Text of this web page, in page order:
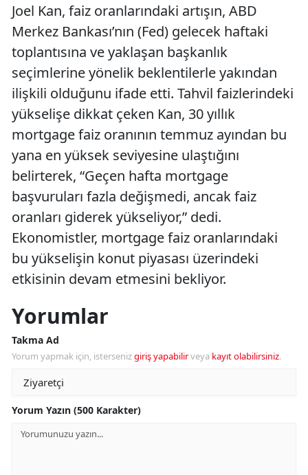
Joel Kan, faiz oranlarındaki artışın, ABD
Merkez Bankası’nın (Fed) gelecek haftaki
toplantısına ve yaklaşan başkanlık
seçimlerine yönelik beklentilerle yakından
ilişkili olduğunu ifade etti. Tahvil faizlerindeki
yükselişe dikkat çeken Kan, 30 yıllık
mortgage faiz oranının temmuz ayından bu
yana en yüksek seviyesine ulaştığını
belirterek, “Geçen hafta mortgage
başvuruları fazla değişmedi, ancak faiz
oranları giderek yükseliyor,” dedi.
Ekonomistler, mortgage faiz oranlarındaki
bu yükselişin konut piyasası üzerindeki
etkisinin devam etmesini bekliyor.
Yorumlar
Takma Ad
Yorum yapmak için, istersenizgiriş yapabilirveya kayıt olabilirsiniz.
Yorum Yazın (500 Karakter)